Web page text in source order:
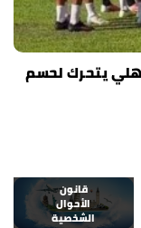
يتحرك لحسم
قانون
الأحوال
الشخصية